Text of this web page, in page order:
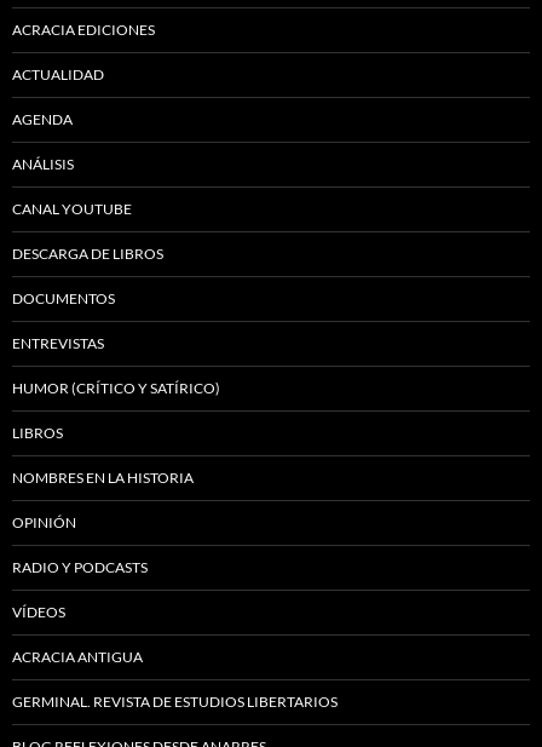
ACRACIA EDICIONES
ACTUALIDAD
AGENDA
ANÁLISIS
CANAL YOUTUBE
DESCARGA DE LIBROS
DOCUMENTOS
ENTREVISTAS
HUMOR (CRÍTICO Y SATÍRICO)
LIBROS
NOMBRES EN LA HISTORIA
OPINIÓN
RADIO Y PODCASTS
VÍDEOS
ACRACIA ANTIGUA
GERMINAL. REVISTA DE ESTUDIOS LIBERTARIOS